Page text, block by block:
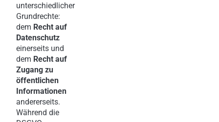
unterschiedlicher
Grundrechte:
dem Recht auf
Datenschutz
einerseits und
dem Recht auf
Zugang zu
öffentlichen
Informationen
andererseits.
Während die